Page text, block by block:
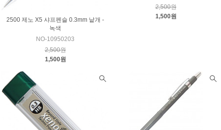
2500 제노 X5 샤프펜슬 0.3mm 낱개 -
녹색
NO-10950203
2,500원
1,500원
2,500원
1,500원